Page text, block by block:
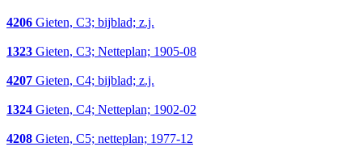
4206 Gieten, C3; bijblad; z.j.
1323 Gieten, C3; Netteplan; 1905-08
4207 Gieten, C4; bijblad; z.j.
1324 Gieten, C4; Netteplan; 1902-02
4208 Gieten, C5; netteplan; 1977-12